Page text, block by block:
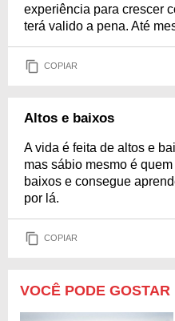
experiência para crescer
terá valido a pena. Até
COPIAR
Altos e baixos
A vida é feita de altos e
mas sábio mesmo é
baixos e consegue
por lá.
COPIAR
VOCÊ PODE GOSTAR